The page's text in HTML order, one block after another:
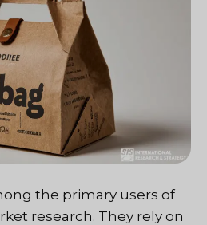
the primary users of
research. They rely on